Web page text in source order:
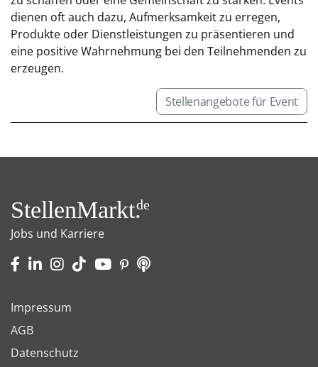
dienen oft auch dazu, Aufmerksamkeit zu erregen,
Produkte oder Dienstleistungen zu präsentieren und
eine positive Wahrnehmung bei den Teilnehmenden zu
erzeugen.
Stellenangebote für Event
StellenMarkt.de
Jobs und Karriere
Impressum
AGB
Datenschutz